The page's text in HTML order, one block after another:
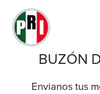
BUZÓN
Envianos tus